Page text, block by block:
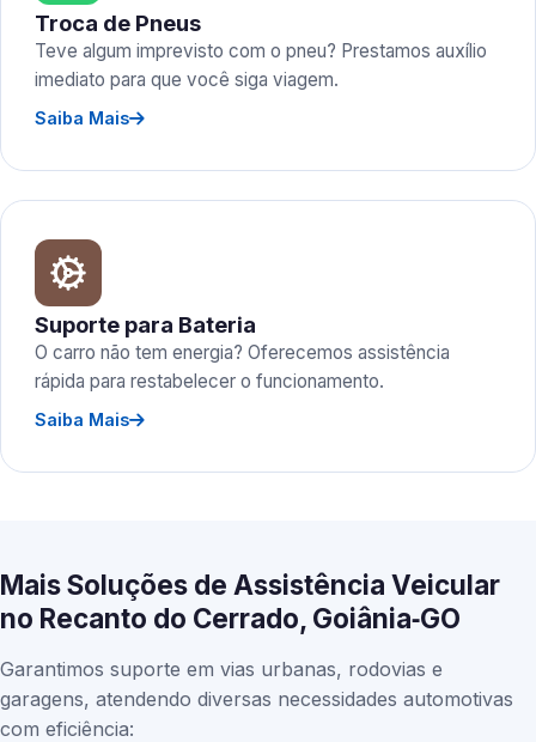
Troca de Pneus
Teve algum imprevisto com o pneu? Prestamos auxílio
imediato para que você siga viagem.
Saiba Mais
Suporte para Bateria
O carro não tem energia? Oferecemos assistência
rápida para restabelecer o funcionamento.
Saiba Mais
Mais Soluções de Assistência Veicular
no Recanto do Cerrado, Goiânia‑GO
Garantimos suporte em vias urbanas, rodovias e
garagens, atendendo diversas necessidades automotivas
com eficiência: